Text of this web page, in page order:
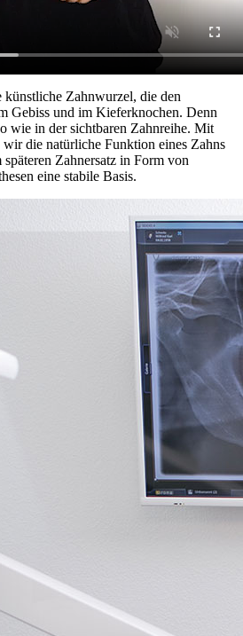
künstliche Zahnwurzel, die den
Gebiss und im Kieferknochen. Denn
wie in der sichtbaren Zahnreihe. Mit
die natürliche Funktion eines Zahns
Zahnersatz in Form von
eine stabile Basis.